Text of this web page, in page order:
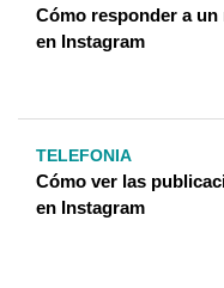
Cómo responder a
en Instagram
TELEFONIA
Cómo ver las
en Instagram